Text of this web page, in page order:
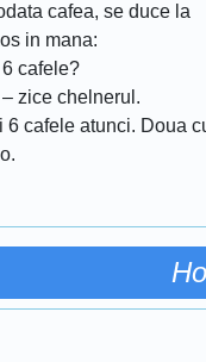
cafea, se duce la
in mana:
cafele?
zice chelnerul.
6 cafele atunci. Doua